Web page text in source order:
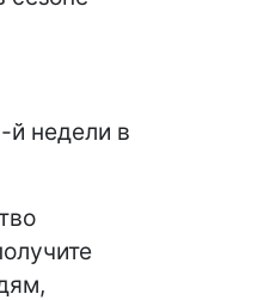
й недели в